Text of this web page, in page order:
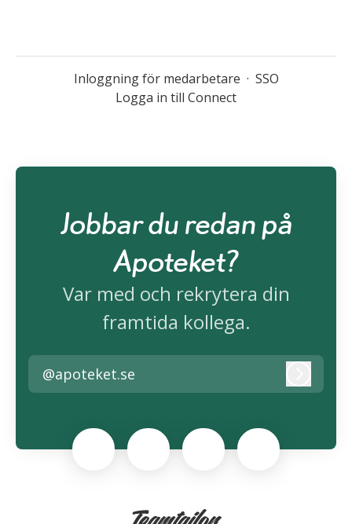
Inloggning för medarbetare · SSO
Logga in till Connect
Jobbar du redan på
Apoteket?
Var med och rekrytera din
framtida kollega.
@apoteket.se